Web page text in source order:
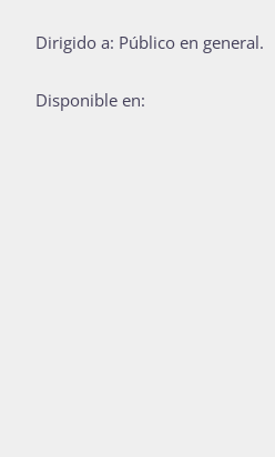
Dirigido a: Público en general.
Disponible en: